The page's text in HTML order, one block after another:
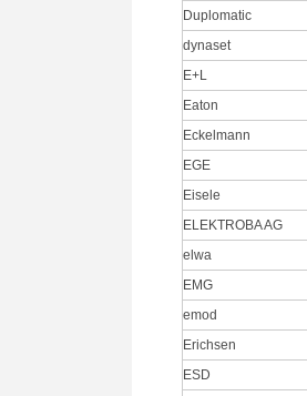
Duplomatic
dynaset
E+L
Eaton
Eckelmann
EGE
Eisele
ELEKTROBA AG
elwa
EMG
emod
Erichsen
ESD